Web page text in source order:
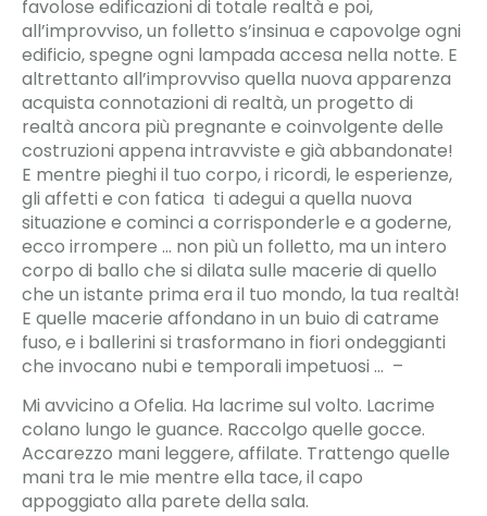
favolose edificazioni di totale realtà e poi,
all’improvviso, un folletto s’insinua e capovolge ogni
edificio, spegne ogni lampada accesa nella notte. E
altrettanto all’improvviso quella nuova apparenza
acquista connotazioni di realtà, un progetto di
realtà ancora più pregnante e coinvolgente delle
costruzioni appena intravviste e già abbandonate!
E mentre pieghi il tuo corpo, i ricordi, le esperienze,
gli affetti e con fatica ti adegui a quella nuova
situazione e cominci a corrisponderle e a goderne,
ecco irrompere … non più un folletto, ma un intero
corpo di ballo che si dilata sulle macerie di quello
che un istante prima era il tuo mondo, la tua realtà!
E quelle macerie affondano in un buio di catrame
fuso, e i ballerini si trasformano in fiori ondeggianti
che invocano nubi e temporali impetuosi … –
Mi avvicino a Ofelia. Ha lacrime sul volto. Lacrime
colano lungo le guance. Raccolgo quelle gocce.
Accarezzo mani leggere, affilate. Trattengo quelle
mani tra le mie mentre ella tace, il capo
appoggiato alla parete della sala.